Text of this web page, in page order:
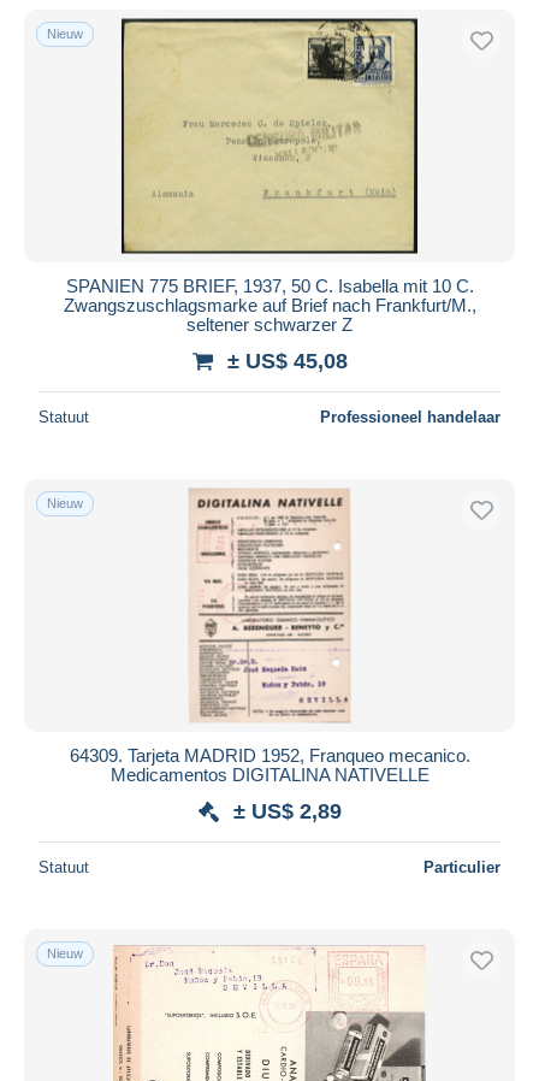
Nieuw
SPANIEN 775 BRIEF, 1937, 50 C. Isabella mit 10 C.
Zwangszuschlagsmarke auf Brief nach Frankfurt/M.,
seltener schwarzer Z
± US$ 45,08
Statuut Professioneel handelaar
Nieuw
64309. Tarjeta MADRID 1952, Franqueo mecanico.
Medicamentos DIGITALINA NATIVELLE
± US$ 2,89
Statuut Particulier
Nieuw